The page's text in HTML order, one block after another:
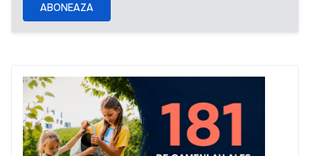
ABONEAZA